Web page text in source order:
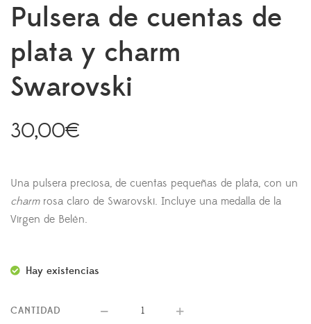
Pulsera de cuentas de
plata y charm
Swarovski
30,00€
Una pulsera preciosa, de cuentas pequeñas de plata, con un
charmrosa claro de Swarovski. Incluye una medalla de la
Virgen de Belén.
Hay existencias
CANTIDAD